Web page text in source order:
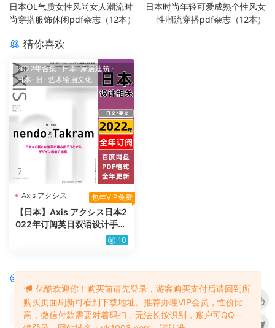
日本OL气质女性风尚女人潮流时
尚穿搭服饰休闲pdf杂志（12本）
日本时尚年轻可爱成熟个性风女
性潮流穿搭pdf杂志（12本）
猜你喜欢
2022年合集·日本-家居建筑 ·
日本-旧 · 艺术绘画文化
Axis アクシス 包年VIP免费
【日本】Axis アクシス日本2
022年订阅英日双语设计手艺
文化媒体商业设计PDF杂志电
10
请先登录
亿酷欢迎你！购买前请先登录，游客购买支付后请回到所
购买页面刷新可看到下载地址。推荐办理VIP会员，性价比
高，微信付款需要对着码扫，无法长按识别，账户可QQ一